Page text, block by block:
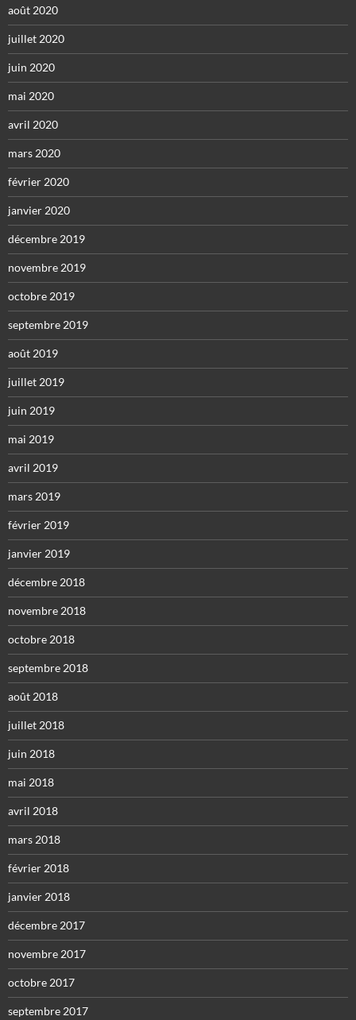
août 2020
juillet 2020
juin 2020
mai 2020
avril 2020
mars 2020
février 2020
janvier 2020
décembre 2019
novembre 2019
octobre 2019
septembre 2019
août 2019
juillet 2019
juin 2019
mai 2019
avril 2019
mars 2019
février 2019
janvier 2019
décembre 2018
novembre 2018
octobre 2018
septembre 2018
août 2018
juillet 2018
juin 2018
mai 2018
avril 2018
mars 2018
février 2018
janvier 2018
décembre 2017
novembre 2017
octobre 2017
septembre 2017